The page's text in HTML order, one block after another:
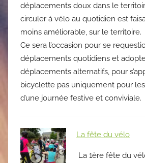
déplacements doux dans le
circuler à vélo au quotidien est
moins améliorable, sur le territoire.
Ce sera l’occasion pour se
déplacements quotidiens et
déplacements alternatifs, pour
bicyclette pas uniquement pour
d’une journée festive et conviviale.
La fête du vélo
La 1ère fête du